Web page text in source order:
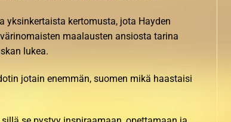
yksinkertaista kertomusta, jota Hayden
maalausten ansiosta tarina
lukea.
jotain enemmän, suomen mikä haastaisi